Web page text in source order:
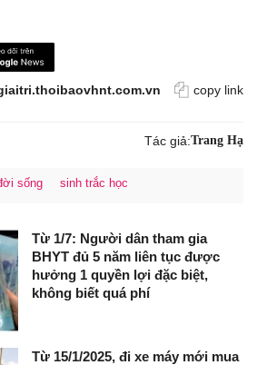
copy link
Tác giả:Trang Hạ
sống sinh trắc học
Từ 1/7: Người dân tham gia
BHYT đủ 5 năm liên tục được
hưởng 1 quyền lợi đặc biệt,
không biết quá phí
Từ 15/1/2025, đi xe máy mới mua